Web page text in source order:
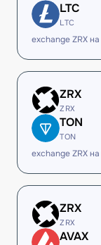
LTC
LTC
exchange ZRX
ZRX
ZRX
TON
TON
exchange ZRX
ZRX
ZRX
AVAX